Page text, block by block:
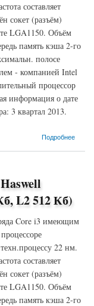
составляет
сокет (разъём)
LGA1150. Объём
память кэша 2-го
полосе
- компанией Intel
процессор
информация о дате
3 квартал 2013.
Подробнее
LGA1150, L3 4096 Кб, L2 512
L2 512 Кб)
Core i3 имеющим
22 нм.
составляет
сокет (разъём)
LGA1150. Объём
память кэша 2-го